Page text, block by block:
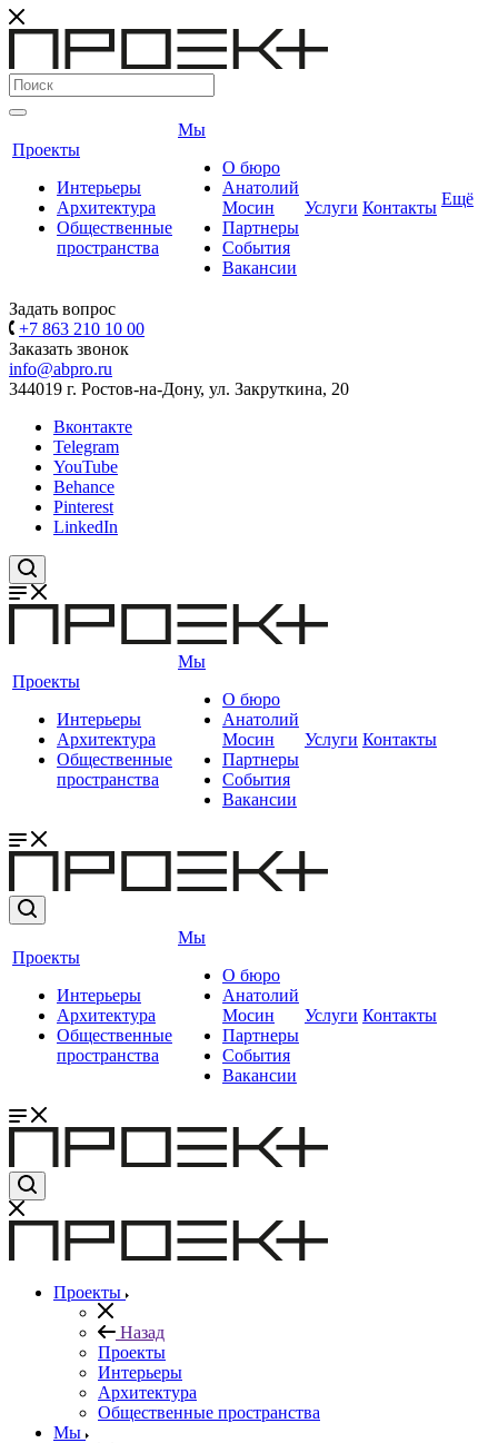
Проекты
Интерьеры
Архитектура
Общественные
пространства
Мы
О бюро
Анатолий
Мосин
Партнеры
События
Вакансии
Услуги Контакты Ещё
Задать вопрос
+7 863 210 10 00
Заказать звонок
info@abpro.ru
344019 г. Ростов-на-Дону, ул. Закруткина, 20
Вконтакте
Telegram
YouTube
Behance
Pinterest
LinkedIn
Проекты
Интерьеры
Архитектура
Общественные
пространства
Мы
О бюро
Анатолий
Мосин
Партнеры
События
Вакансии
Услуги Контакты
Проекты
Интерьеры
Архитектура
Общественные
пространства
Мы
О бюро
Анатолий
Мосин
Партнеры
События
Вакансии
Услуги Контакты
Проекты
Назад
Проекты
Интерьеры
Архитектура
Общественные пространства
Мы